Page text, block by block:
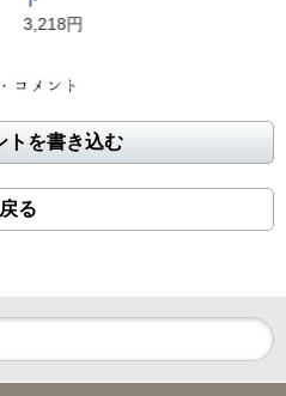
3,218円
トを書き込む
戻る